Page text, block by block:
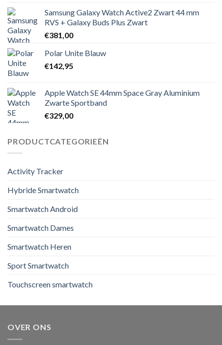
Samsung Galaxy Watch Active2 Zwart 44 mm
RVS + Galaxy Buds Plus Zwart
€381,00
Polar Unite Blauw
€142,95
Apple Watch SE 44mm Space Gray Aluminium
Zwarte Sportband
€329,00
PRODUCTCATEGORIEËN
Activity Tracker
Hybride Smartwatch
Smartwatch Android
Smartwatch Dames
Smartwatch Heren
Sport Smartwatch
Touchscreen smartwatch
OVER ONS